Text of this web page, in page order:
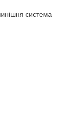
система